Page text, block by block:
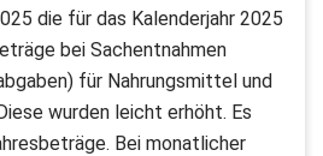
die für das Kalenderjahr 2025
bei Sachentnahmen
für Nahrungsmittel und
wurden leicht erhöht. Es
Bei monatlicher